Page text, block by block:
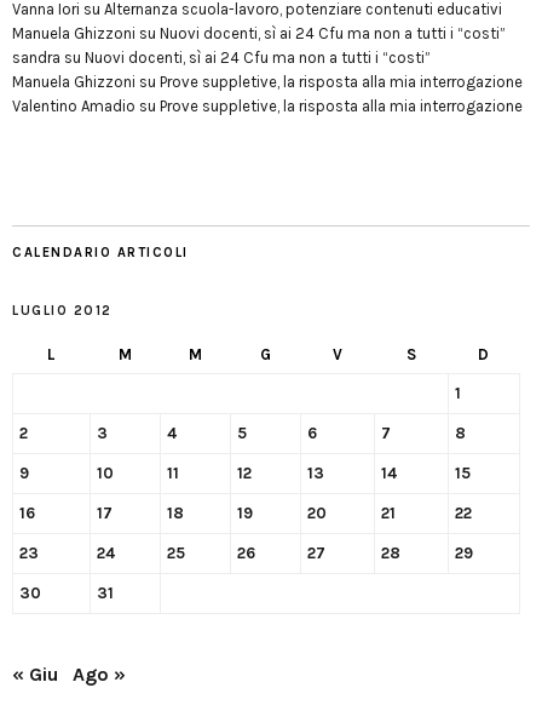
Vanna Iori su Alternanza scuola-lavoro, potenziare contenuti educativi
Manuela Ghizzoni su Nuovi docenti, sì ai 24 Cfu ma non a tutti i “costi”
sandra su Nuovi docenti, sì ai 24 Cfu ma non a tutti i “costi”
Manuela Ghizzoni su Prove suppletive, la risposta alla mia interrogazione
Valentino Amadio su Prove suppletive, la risposta alla mia interrogazione
CALENDARIO ARTICOLI
LUGLIO 2012
L M M G V S D
1
2 3 4 5 6 7 8
9 10 11 12 13 14 15
16 17 18 19 20 21 22
23 24 25 26 27 28 29
30 31
« Giu Ago »